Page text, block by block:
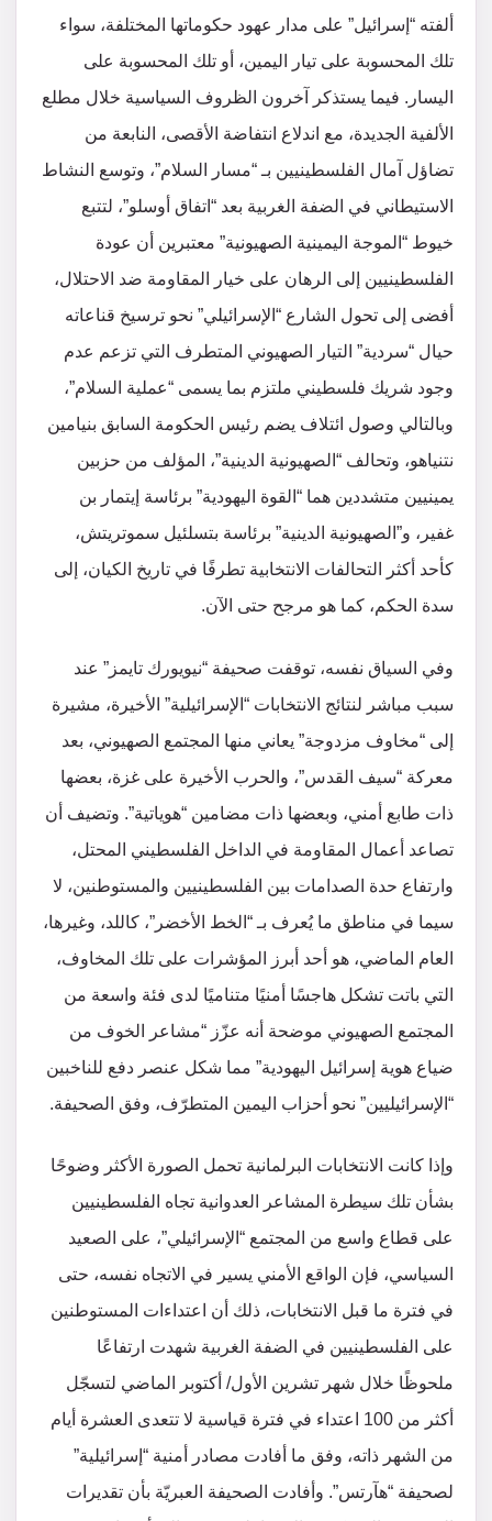
ألفته “إسرائيل” على مدار عهود حكوماتها المختلفة، سواء
تلك المحسوبة على تيار اليمين، أو تلك المحسوبة على
اليسار. فيما يستذكر آخرون الظروف السياسية خلال مطلع
الألفية الجديدة، مع اندلاع انتفاضة الأقصى، النابعة من
تضاؤل آمال الفلسطينيين بـ “مسار السلام”، وتوسع النشاط
الاستيطاني في الضفة الغربية بعد “اتفاق أوسلو”، لتتبع
خيوط “الموجة اليمينية الصهيونية” معتبرين أن عودة
الفلسطينيين إلى الرهان على خيار المقاومة ضد الاحتلال،
أفضى إلى تحول الشارع “الإسرائيلي” نحو ترسيخ قناعاته
حيال “سردية” التيار الصهيوني المتطرف التي تزعم عدم
وجود شريك فلسطيني ملتزم بما يسمى “عملية السلام”،
وبالتالي وصول ائتلاف يضم رئيس الحكومة السابق بنيامين
نتنياهو، وتحالف “الصهيونية الدينية”، المؤلف من حزبين
يمينيين متشددين هما “القوة اليهودية” برئاسة إيتمار بن
غفير، و”الصهيونية الدينية” برئاسة بتسلئيل سموتريتش،
كأحد أكثر التحالفات الانتخابية تطرفًا في تاريخ الكيان، إلى
سدة الحكم، كما هو مرجح حتى الآن.
وفي السياق نفسه، توقفت صحيفة “نيويورك تايمز” عند
سبب مباشر لنتائج الانتخابات “الإسرائيلية” الأخيرة، مشيرة
إلى “مخاوف مزدوجة” يعاني منها المجتمع الصهيوني، بعد
معركة “سيف القدس”، والحرب الأخيرة على غزة، بعضها
ذات طابع أمني، وبعضها ذات مضامين “هوياتية”. وتضيف أن
تصاعد أعمال المقاومة في الداخل الفلسطيني المحتل،
وارتفاع حدة الصدامات بين الفلسطينيين والمستوطنين، لا
سيما في مناطق ما يُعرف بـ “الخط الأخضر”، كاللد، وغيرها،
العام الماضي، هو أحد أبرز المؤشرات على تلك المخاوف،
التي باتت تشكل هاجسًا أمنيًا متناميًا لدى فئة واسعة من
المجتمع الصهيوني موضحة أنه عزّز “مشاعر الخوف من
ضياع هوية إسرائيل اليهودية” مما شكل عنصر دفع للناخبين
“الإسرائيليين” نحو أحزاب اليمين المتطرّف، وفق الصحيفة.
وإذا كانت الانتخابات البرلمانية تحمل الصورة الأكثر وضوحًا
بشأن تلك سيطرة المشاعر العدوانية تجاه الفلسطينيين
على قطاع واسع من المجتمع “الإسرائيلي”، على الصعيد
السياسي، فإن الواقع الأمني يسير في الاتجاه نفسه، حتى
في فترة ما قبل الانتخابات، ذلك أن اعتداءات المستوطنين
على الفلسطينيين في الضفة الغربية شهدت ارتفاعًا
ملحوظًا خلال شهر تشرين الأول/ أكتوبر الماضي لتسجّل
أكثر من 100 اعتداء في فترة قياسية لا تتعدى العشرة أيام
من الشهر ذاته، وفق ما أفادت مصادر أمنية “إسرائيلية”
لصحيفة “هآرتس”. وأفادت الصحيفة العبريّة بأن تقديرات